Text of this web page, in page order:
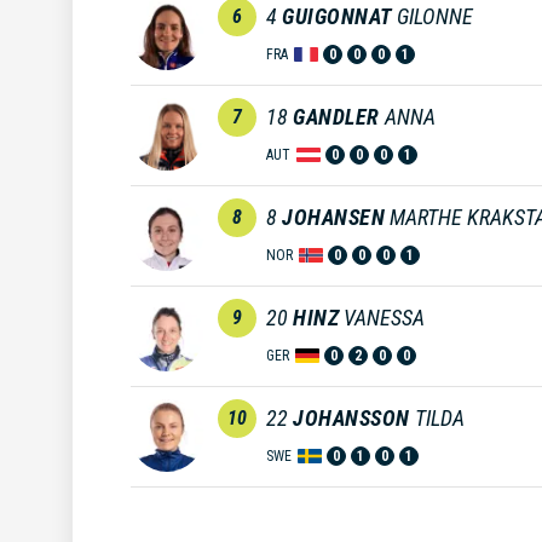
6 4 GUIGONNAT GILONNE
FRA 0 0 0 1
7 18GANDLER ANNA
AUT 0 0 0 1
8 8JOHANSENMARTHE
NOR 0 0 0 1
9 20 HINZ VANESSA
GER 0 2 0 0
10 22 JOHANSSON TILDA
SWE 0 1 0 1